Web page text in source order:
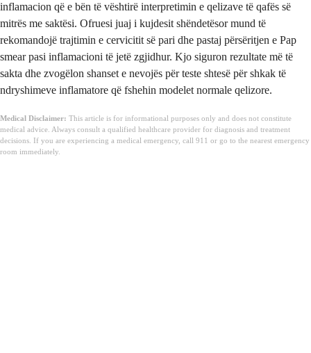
inflamacion që e bën të vështirë interpretimin e qelizave të qafës së
mitrës me saktësi. Ofruesi juaj i kujdesit shëndetësor mund të
rekomandojë trajtimin e cervicitit së pari dhe pastaj përsëritjen e Pap
smear pasi inflamacioni të jetë zgjidhur. Kjo siguron rezultate më të
sakta dhe zvogëlon shanset e nevojës për teste shtesë për shkak të
ndryshimeve inflamatore që fshehin modelet normale qelizore.
Medical Disclaimer: This article is for informational purposes only and does not constitute
medical advice. Always consult a qualified healthcare provider for diagnosis and treatment
decisions. If you are experiencing a medical emergency, call 911 or go to the nearest emergency
room immediately.